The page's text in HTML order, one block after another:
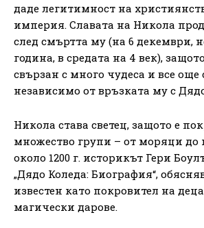
даде легитимност на
империя. Славата на Никола
след смъртта му (на 6 декември,
година, в средата на 4 век),
свързан с много чудеса и все още
независимо от връзката му с
Никола става светец, защото е
множество групи – от моряци до
около 1200 г. историкът Гери
„Дядо Коледа: Биография“,
известен като покровител на
магически дарове.